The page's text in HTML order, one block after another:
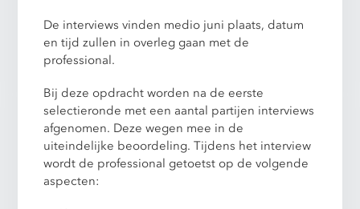
De interviews vinden medio juni plaats, datum
en tijd zullen in overleg gaan met de
professional.
Bij deze opdracht worden na de eerste
selectieronde met een aantal partijen interviews
afgenomen. Deze wegen mee in de
uiteindelijke beoordeling. Tijdens het interview
wordt de professional getoetst op de volgende
aspecten: